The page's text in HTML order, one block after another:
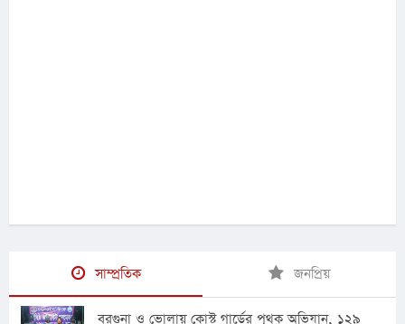
সাম্প্রতিক জনপ্রিয়
বরগুনা ও ভোলায় কোস্ট গার্ডের পৃথক অভিযান, ১২৯